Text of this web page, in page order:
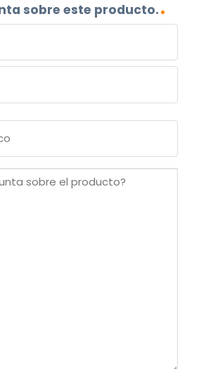
sobre este producto.